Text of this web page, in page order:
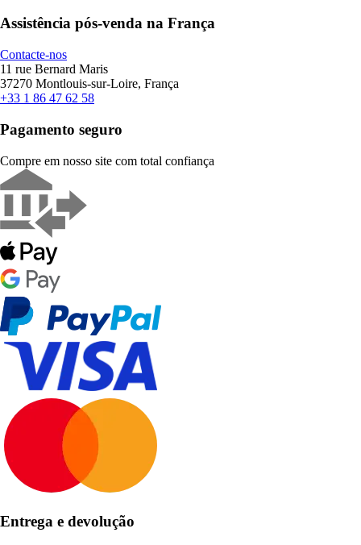
Assistência pós-venda na França
Contacte-nos
11 rue Bernard Maris
37270 Montlouis-sur-Loire, França
+33 1 86 47 62 58
Pagamento seguro
Compre em nosso site com total confiança
Entrega e devolução